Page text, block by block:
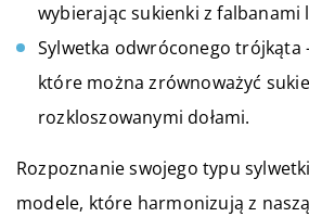
wybierając sukienki z falbanami
Sylwetka odwróconego trójkąta
które można zrównoważyć
rozkloszowanymi dołami.
Rozpoznanie swojego typu
modele, które harmonizują z